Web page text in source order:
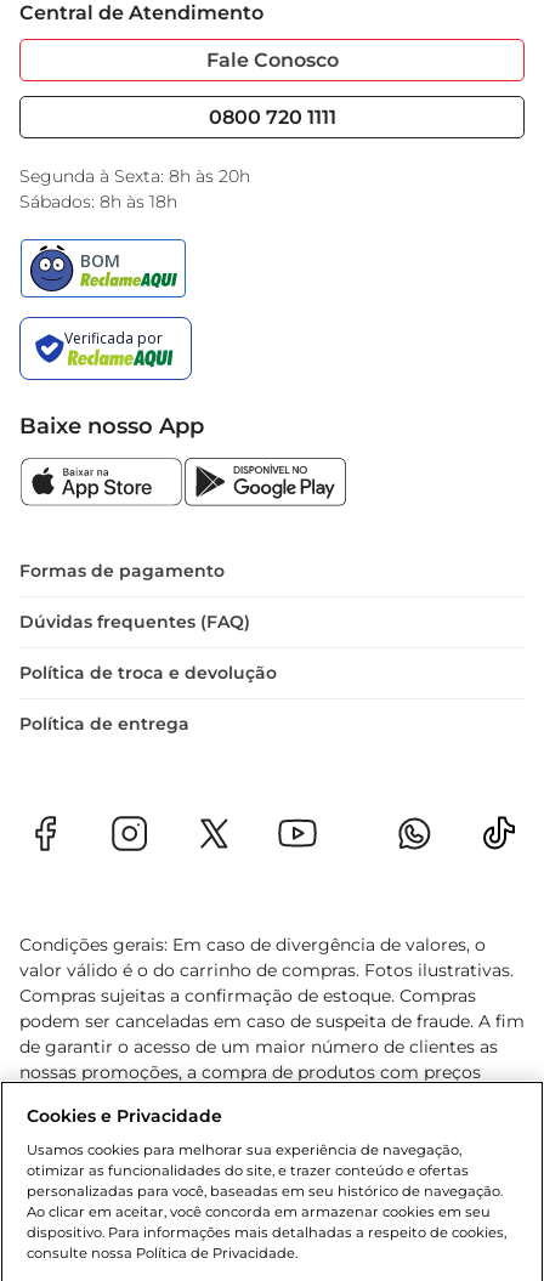
Sobre Privacidade
Portal do Fornecedo
Nossas Lojas
Garantia Estendida
Serviços
Black Friday
Encarte do Dia
Central de Atendimento
Fale Conosco
0800 720 1111
Segunda à Sexta: 8h às 20h
Sábados: 8h às 18h
Baixe nosso App
Formas de pagamento
Dúvidas frequentes (FAQ)
Política de troca e devolução
Política de entrega
Condições gerais: Em caso de divergência de valores, o
valor válido é o do carrinho de compras. Fotos ilustrativas.
Compras sujeitas a confirmação de estoque. Compras
podem ser canceladas em caso de suspeita de fraude. A fim
de garantir o acesso de um maior número de clientes as
nossas promoções, a compra de produtos com preços
cliente. Os preços, ofertas e condições são exclusivos para
o e-commerce e válidos durante o dia de hoje, podendo
sofrer alterações sem prévia notificação. Proibida a venda
de bebidas alcoólicas para menores de 18 anos, conforme
Lei n.º 8069/90, art. 81, inciso II (Estatuto da Criança e do
Adolescente). Preços e condições exclusivos para o
Cookies e Privacidade
Usamos cookies para melhorar sua experiência de navegação,
otimizar as funcionalidades do site, e trazer conteúdo e ofertas
personalizadas para você, baseadas em seu histórico de navegação.
Ao clicar em aceitar, você concorda em armazenar cookies em seu
dispositivo. Para informações mais detalhadas a respeito de cookies,
consulte nossa Política de Privacidade.